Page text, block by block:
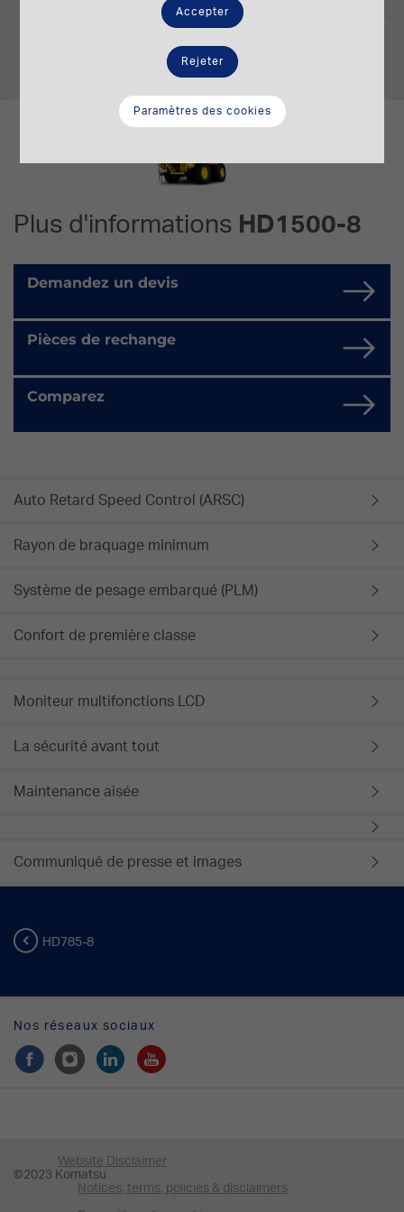
Accepter
Rejeter
Paramètres des cookies
Charge utile nonimale
Plus d'informations HD1500-8
Demandez un devis
Pièces de rechange
Comparez
Auto Retard Speed Control (ARSC)
Rayon de braquage minimum
Système de pesage embarqué (PLM)
Confort de première classe
Moniteur multifonctions LCD
La sécurité avant tout
Maintenance aisée
Communiqué de presse et images
HD785-8
Nos réseaux sociaux
©2023 Komatsu
Website Disclaimer
Notices, terms, policies & disclaimers